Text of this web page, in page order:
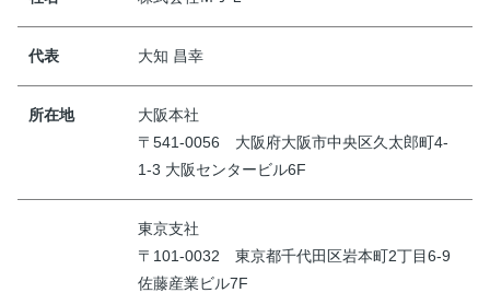
代表 大知 昌幸
所在地
大阪本社
〒541-0056 大阪府大阪市中央区久太郎町4-
1-3 大阪センタービル6F
東京支社
〒101-0032 東京都千代田区岩本町2丁目6-9
佐藤産業ビル7F